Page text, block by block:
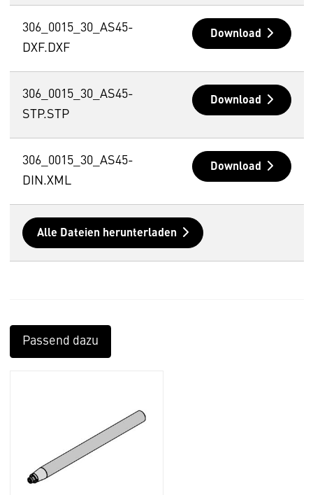
306_0015_30_AS45-
DXF.DXF
Download
306_0015_30_AS45-
STP.STP
Download
306_0015_30_AS45-
DIN.XML
Download
Alle Dateien herunterladen
Passend dazu